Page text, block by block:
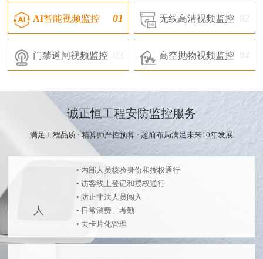
AI智能视频监控 01 无线高清视频监控
门禁道闸视频监控 高空抛物视频监控
诚正恒工程安防监控服务
满足工程品质 · 精算师严控预算 · 超前布局满足未来10年发展
• 内部人员核验身份和授权通行
• 访客线上登记和授权通行
• 防止非法人员闯入
• 日常消费、考勤
• 去卡片化管理